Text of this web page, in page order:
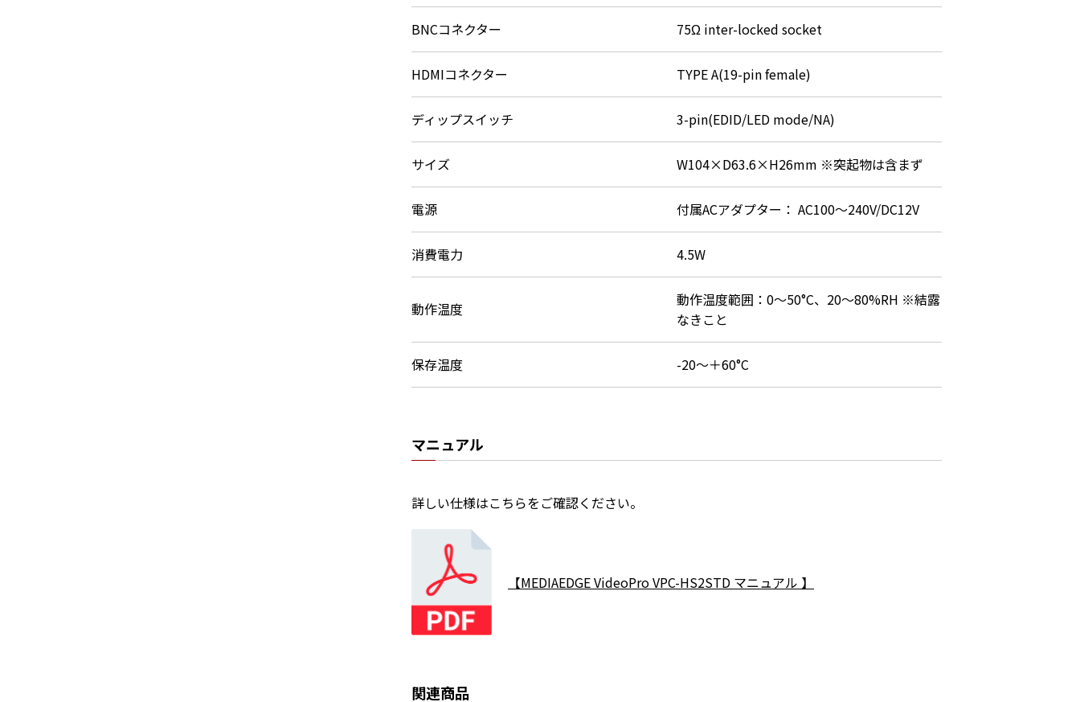
BNCコネクター 75Ω inter-locked socket
HDMIコネクター TYPE A(19-pin female)
ディップスイッチ 3-pin(EDID/LED mode/NA)
サイズ W104×D63.6×H26mm ※突起物は含まず
電源 付属ACアダプター： AC100～240V/DC12V
消費電力 4.5W
動作温度
動作温度範囲：0～50°C、20～80%RH ※結露
なきこと
保存温度 -20～＋60°C
マニュアル
詳しい仕様はこちらをご確認ください。
【MEDIAEDGE VideoPro VPC-HS2STD マニュアル 】
関連商品